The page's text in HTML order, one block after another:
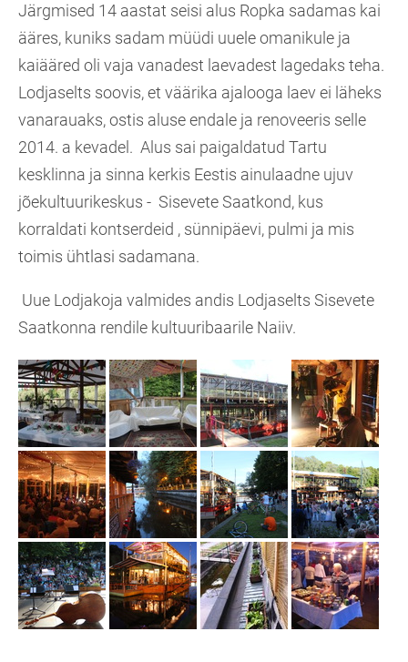
Järgmised 14 aastat seisi alus Ropka sadamas kai
ääres, kuniks sadam müüdi uuele omanikule ja
kaiääred oli vaja vanadest laevadest lagedaks teha.
Lodjaselts soovis, et väärika ajalooga laev ei läheks
vanarauaks, ostis aluse endale ja renoveeris selle
2014. a kevadel. Alus sai paigaldatud Tartu
kesklinna ja sinna kerkis Eestis ainulaadne ujuv
jõekultuurikeskus - Sisevete Saatkond, kus
korraldati kontserdeid , sünnipäevi, pulmi ja mis
toimis ühtlasi sadamana.
Uue Lodjakoja valmides andis Lodjaselts Sisevete
Saatkonna rendile kultuuribaarile Naiiv.